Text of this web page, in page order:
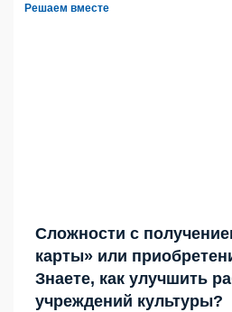
Решаем вместе
Сложности с
карты» или
Знаете, как улучшить
учреждений культуры?